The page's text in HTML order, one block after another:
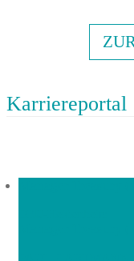
Karriereportal